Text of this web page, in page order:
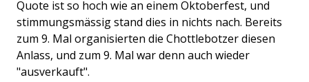
Quote ist so hoch wie an einem Oktoberfest, und
stimmungsmässig stand dies in nichts nach. Bereits
zum 9. Mal organisierten die Chottlebotzer diesen
Anlass, und zum 9. Mal war denn auch wieder
"ausverkauft".